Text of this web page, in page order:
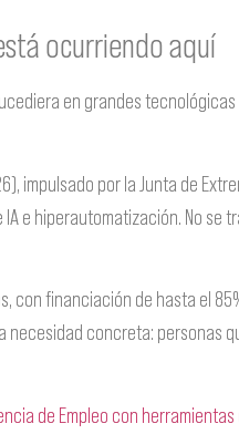
ocurriendo aquí
en grandes
impulsado por la Junta de
e hiperautomatización. No
con financiación de hasta el
necesidad concreta:
de Empleo con